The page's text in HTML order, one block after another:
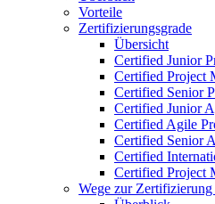
Vorteile
Zertifizierungsgrade
Übersicht
Certified Junior
Certified Project
Certified Senior
Certified Junior
Certified Agile
Certified Senior
Certified
Certified Project
Wege zur